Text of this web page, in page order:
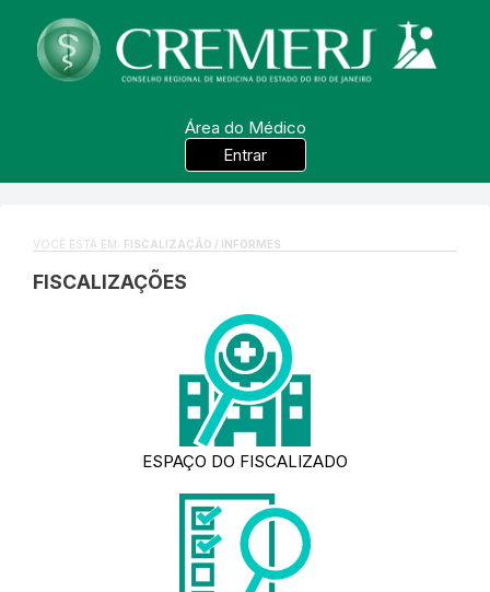
Área do Médico
Entrar
VOCÊ ESTÁ EM: FISCALIZAÇÃO / INFORMES
FISCALIZAÇÕES
ESPAÇO DO FISCALIZADO